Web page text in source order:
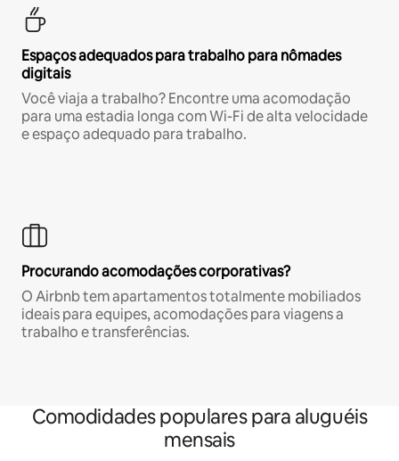
Espaços adequados para trabalho para nômades
digitais
Você viaja a trabalho? Encontre uma acomodação
para uma estadia longa com Wi-Fi de alta velocidade
e espaço adequado para trabalho.
Procurando acomodações corporativas?
O Airbnb tem apartamentos totalmente mobiliados
ideais para equipes, acomodações para viagens a
trabalho e transferências.
Comodidades populares para aluguéis
mensais